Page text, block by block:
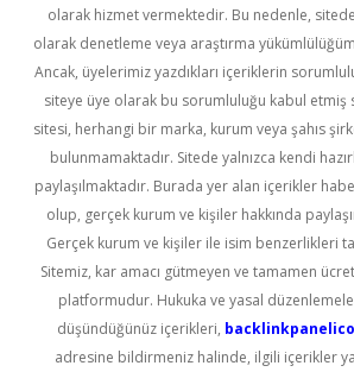
olarak hizmet vermektedir. Bu nedenle,
olarak denetleme veya araştırma
Ancak, üyelerimiz yazdıkları içeriklerin
siteye üye olarak bu sorumluluğu kabul etmiş
sitesi, herhangi bir marka, kurum veya şahıs
bulunmamaktadır. Sitede yalnızca kendi
paylaşılmaktadır. Burada yer alan içerikler
olup, gerçek kurum ve kişiler hakkında
Gerçek kurum ve kişiler ile isim benzerlikleri
Sitemiz, kar amacı gütmeyen ve tamamen
platformudur. Hukuka ve yasal
düşündüğünüz içerikleri,
adresine bildirmeniz halinde, ilgili içerikler